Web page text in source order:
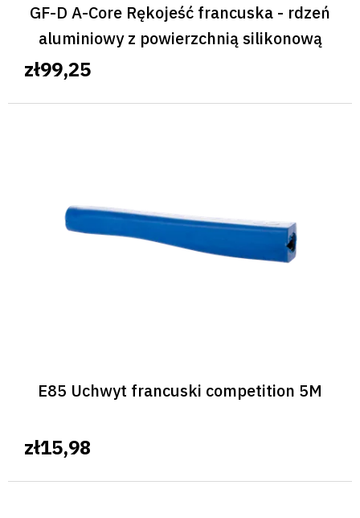
GF-D A-Core Rękojeść francuska - rdzeń
aluminiowy z powierzchnią silikonową
zł99,25
E85 Uchwyt francuski competition 5M
zł15,98